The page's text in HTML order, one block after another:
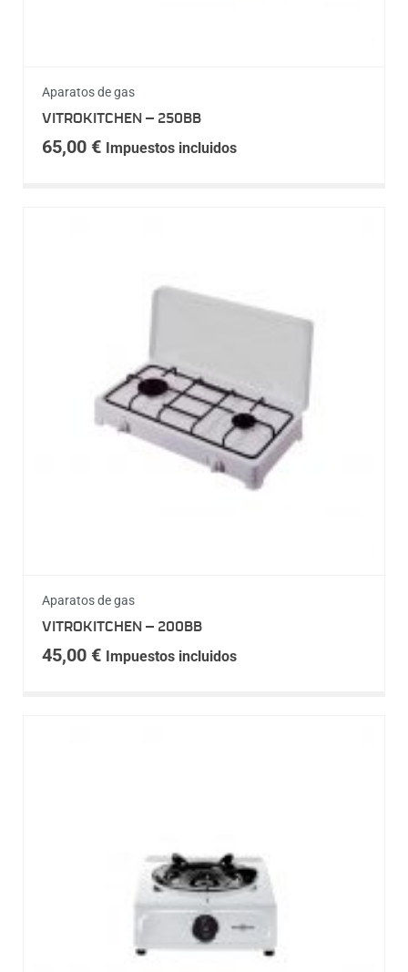
Aparatos de gas
VITROKITCHEN – 250BB
65,00 € Impuestos incluidos
Aparatos de gas
VITROKITCHEN – 200BB
45,00 € Impuestos incluidos